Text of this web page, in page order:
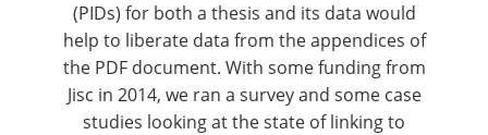
(PIDs) for both a thesis and its data would
help to liberate data from the appendices of
the PDF document. With some funding from
Jisc in 2014, we ran a survey and some case
studies looking at the state of linking to